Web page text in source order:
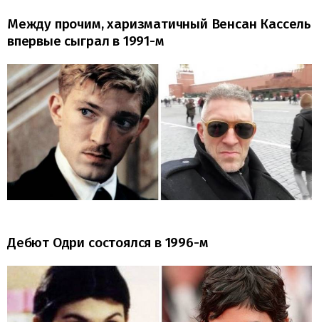
Между прочим, харизматичный Венсан Кассель
впервые сыграл в 1991-м
Дебют Одри состоялся в 1996-м